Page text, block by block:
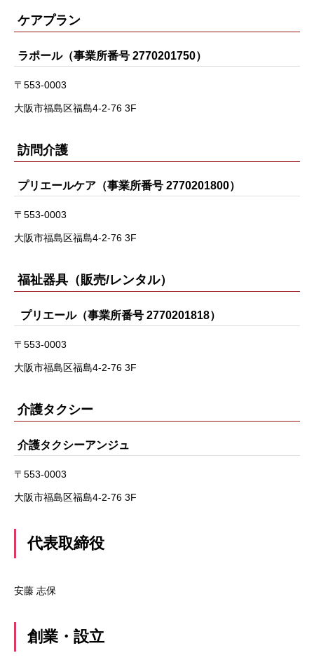
ケアプラン
ラポール（事業所番号 2770201750）
〒553-0003
大阪市福島区福島4-2-76 3F
訪問介護
プリエールケア（事業所番号 2770201800）
〒553-0003
大阪市福島区福島4-2-76 3F
福祉器具（販売/レンタル）
プリエール（事業所番号 2770201818）
〒553-0003
大阪市福島区福島4-2-76 3F
介護タクシー
介護タクシーアンジュ
〒553-0003
大阪市福島区福島4-2-76 3F
代表取締役
安藤 志保
創業・設立